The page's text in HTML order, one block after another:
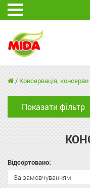
/ Консервація, консерви
Показати фільтр
Відсортовано:
За замовчуванням